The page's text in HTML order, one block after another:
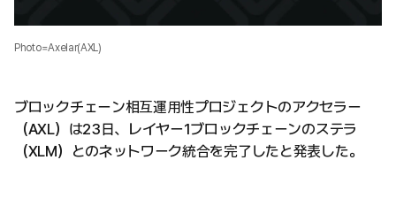
Photo=Axelar(AXL)
ブロックチェーン相互運用性プロジェクトのアクセラー
（AXL）は23日、レイヤー1ブロックチェーンのステラ
（XLM）とのネットワーク統合を完了したと発表した。